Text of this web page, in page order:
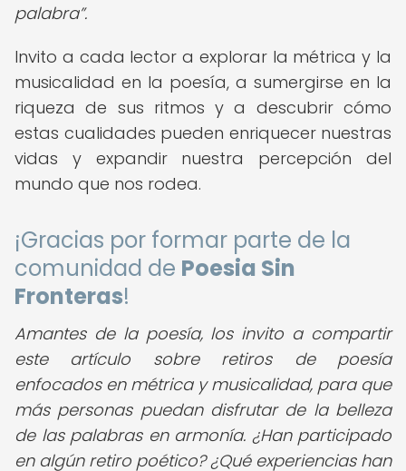
palabra .
Invito a cada lector a explorar la métrica y la
musicalidad en la poesía, a sumergirse en la
riqueza de sus ritmos y a descubrir cómo
estas cualidades pueden enriquecer nuestras
vidas y expandir nuestra percepción del
mundo que nos rodea.
¡Gracias por formar parte de la
comunidad de Poesia Sin
Fronteras!
Amantes de la poesía, los invito a compartir
este artículo sobre retiros de poesía
enfocados en métrica y musicalidad, para que
más personas puedan disfrutar de la belleza
de las palabras en armonía. ¿Han participado
en algún retiro poético? ¿Qué experiencias han